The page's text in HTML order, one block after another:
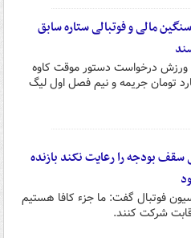
مالی و فوتبالی ستاره سابق
ورزش درخواست دستور موقت کاوه
رد کرد و این بازیکن ۹ میلیارد تومان جریمه و نیم فصل اول لیگ
سقف بودجه را رعایت نکند بازنده
فوتبال گفت: ما جزء کافا هستیم
شرکت کنند.